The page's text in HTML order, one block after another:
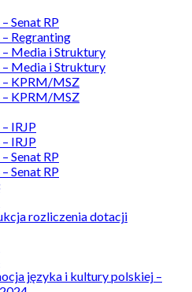
Senat RP
Regranting
– Media i Struktury
– Media i Struktury
– KPRM/MSZ
– KPRM/MSZ
IRJP
IRJP
Senat RP
Senat RP
rozliczenia dotacji
języka i kultury polskiej –